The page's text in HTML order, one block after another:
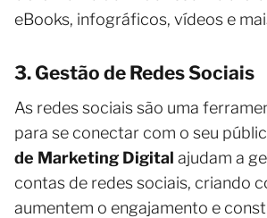
eBooks, infográficos, vídeos e
3. Gestão de Redes Sociais
As redes sociais são uma
para se conectar com o seu
de Marketing Digital ajudam a
contas de redes sociais, criando
aumentem o engajamento e